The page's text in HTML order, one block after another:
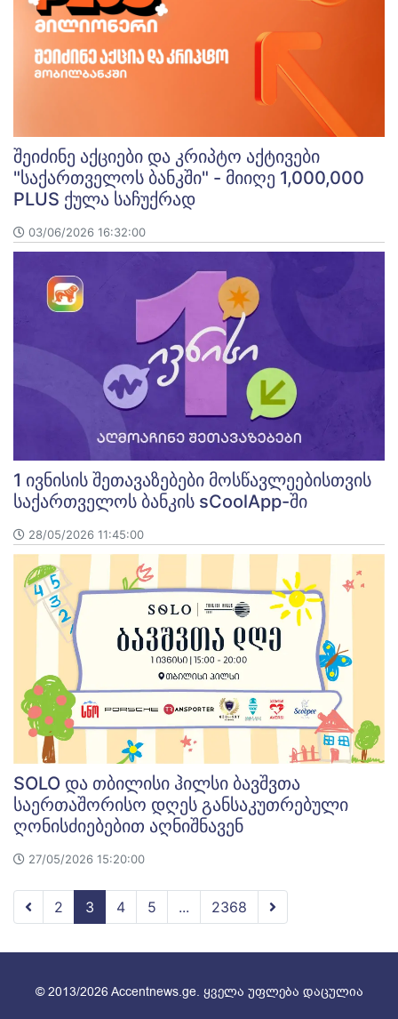
შეიძინე აქციები და კრიპტო აქტივები
"საქართველოს ბანკში" - მიიღე 1,000,000
PLUS ქულა საჩუქრად
03/06/2026 16:32:00
1 ივნისის შეთავაზებები მოსწავლეებისთვის
საქართველოს ბანკის sCoolApp-ში
28/05/2026 11:45:00
SOLO და თბილისი ჰილსი ბავშვთა
საერთაშორისო დღეს განსაკუთრებული
ღონისძიებებით აღნიშნავენ
27/05/2026 15:20:00
2 3 4 5 ... 2368
© 2013/2026 Accentnews.ge. ყველა უფლება დაცულია